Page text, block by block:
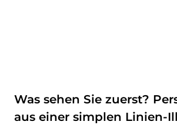
Was sehen Sie zuerst?
aus einer simplen Linien-